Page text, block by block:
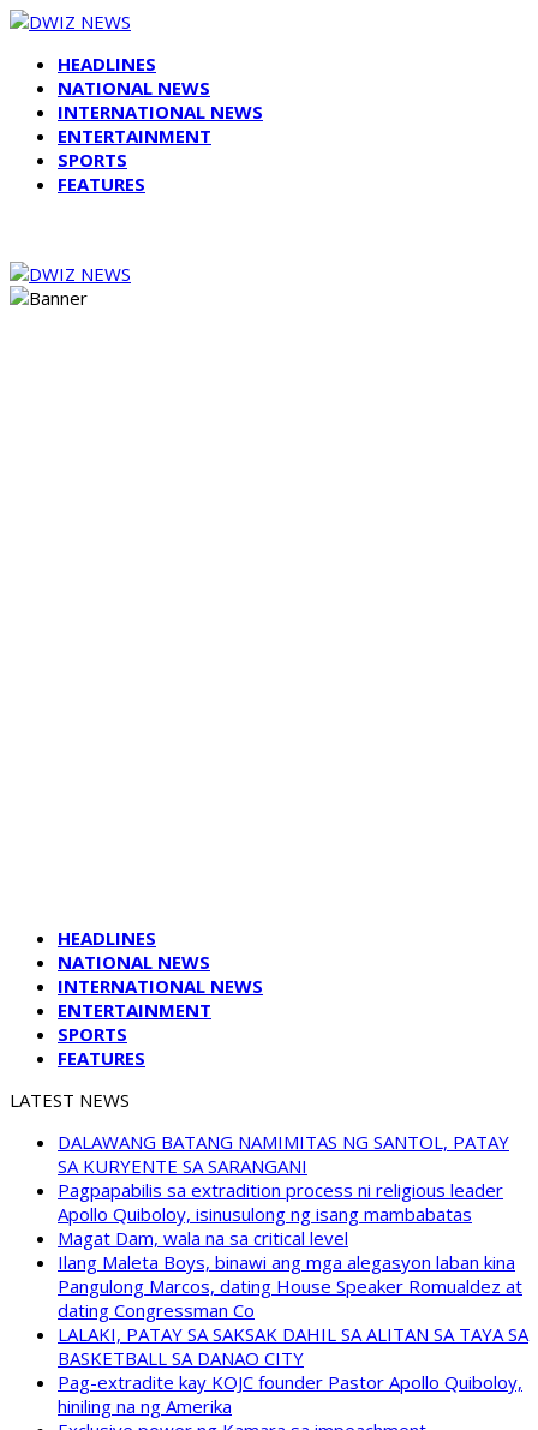
HEADLINES
NATIONAL NEWS
INTERNATIONAL NEWS
ENTERTAINMENT
SPORTS
FEATURES
HEADLINES
NATIONAL NEWS
INTERNATIONAL NEWS
ENTERTAINMENT
SPORTS
FEATURES
LATEST NEWS
DALAWANG BATANG NAMIMITAS NG SANTOL, PATAY
SA KURYENTE SA SARANGANI
Pagpapabilis sa extradition process ni religious leader
Apollo Quiboloy, isinusulong ng isang mambabatas
Magat Dam, wala na sa critical level
Ilang Maleta Boys, binawi ang mga alegasyon laban kina
Pangulong Marcos, dating House Speaker Romualdez at
dating Congressman Co
LALAKI, PATAY SA SAKSAK DAHIL SA ALITAN SA TAYA SA
BASKETBALL SA DANAO CITY
Pag-extradite kay KOJC founder Pastor Apollo Quiboloy,
hiniling na ng Amerika